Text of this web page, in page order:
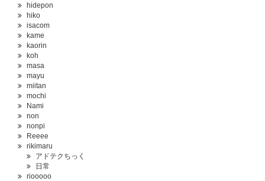
hidepon
hiko
isacom
kame
kaorin
koh
masa
mayu
miitan
mochi
Nami
non
nonpi
Reeee
rikimaru
アドテクちっく
日常
riooooo